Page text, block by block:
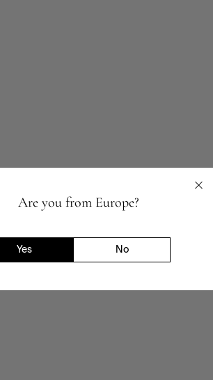
Are you from Europe?
Yes No